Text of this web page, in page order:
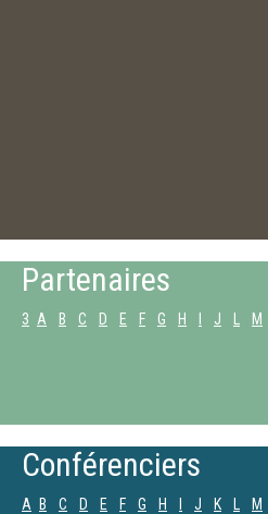
Partenaires
3 A B C D E F G H J M
Conférenciers
A B C D E F G H J K M